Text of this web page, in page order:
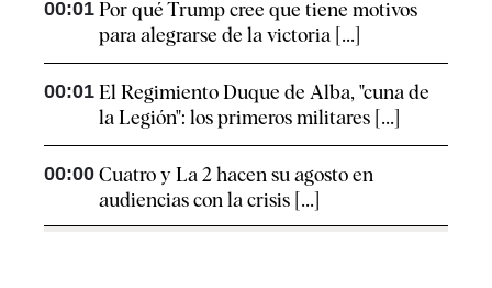
00:01 Por qué Trump cree que tiene motivos
para alegrarse de la victoria [...]
00:01 El Regimiento Duque de Alba, "cuna de
la Legión": los primeros militares [...]
00:00 Cuatro y La 2 hacen su agosto en
audiencias con la crisis [...]